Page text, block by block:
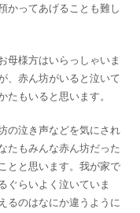
かってあげることも難し
母様方はいらっしゃいま
、赤ん坊がいると泣いて
たもいると思います。
の泣き声などを気にされ
たもみんな赤ん坊だった
とと思います。我が家で
ぐらいよく泣いていま
るのはなにか違うように